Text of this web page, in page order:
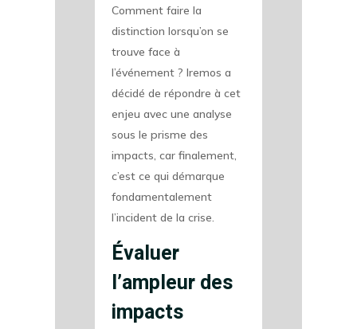
Comment faire la
distinction lorsqu’on se
trouve face à
l’événement ? Iremos a
décidé de répondre à cet
enjeu avec une analyse
sous le prisme des
impacts, car finalement,
c’est ce qui démarque
fondamentalement
l’incident de la crise.
Évaluer
l’ampleur des
impacts